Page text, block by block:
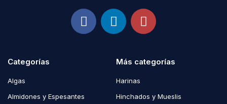
Categorías
Algas
Almidones y Espesantes
Más categorías
Harinas
Hinchados y Mueslis